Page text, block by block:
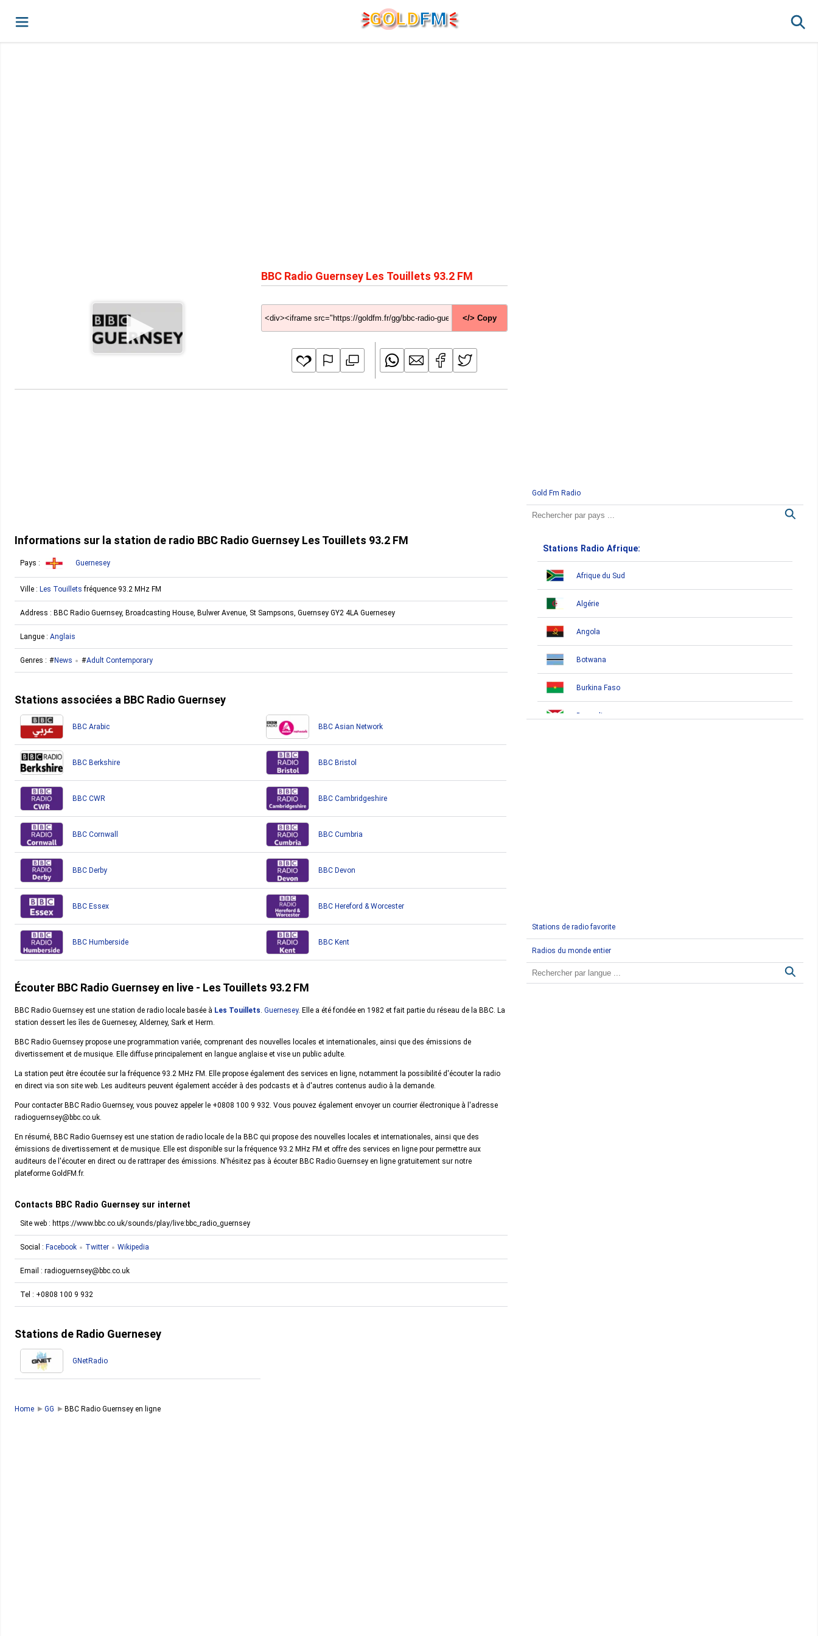
GOLDFM
BBC Radio Guernsey Les Touillets 93.2 FM
</> Copy
Informations sur la station de radio BBC Radio Guernsey Les Touillets 93.2 FM
Pays : Guernesey
Ville : Les Touillets fréquence 93.2 MHz FM
Address : BBC Radio Guernsey, Broadcasting House, Bulwer Avenue, St Sampsons, Guernsey GY2 4LA Guernesey
Langue : Anglais
Genres : News Adult Contemporary
Stations associées a BBC Radio Guernsey
BBC Arabic BBC Asian Network
BBC Berkshire BBC Bristol
BBC CWR BBC Cambridgeshire
BBC Cornwall BBC Cumbria
BBC Derby BBC Devon
BBC Essex BBC Hereford & Worcester
BBC Humberside BBC Kent
Écouter BBC Radio Guernsey en live - Les Touillets 93.2 FM
BBC Radio Guernsey est une station de radio locale basée à Les Touillets. Guernesey. Elle a été fondée en 1982 et fait partie du réseau de la BBC. La
station dessert les îles de Guernesey, Alderney, Sark et Herm.
BBC Radio Guernsey propose une programmation variée, comprenant des nouvelles locales et internationales, ainsi que des émissions de
divertissement et de musique. Elle diffuse principalement en langue anglaise et vise un public adulte.
La station peut être écoutée sur la fréquence 93.2 MHz FM. Elle propose également des services en ligne, notamment la possibilité d'écouter la radio
en direct via son site web. Les auditeurs peuvent également accéder à des podcasts et à d'autres contenus audio à la demande.
Pour contacter BBC Radio Guernsey, vous pouvez appeler le +0808 100 9 932. Vous pouvez également envoyer un courrier électronique à l'adresse
radioguernsey@bbc.co.uk.
En résumé, BBC Radio Guernsey est une station de radio locale de la BBC qui propose des nouvelles locales et internationales, ainsi que des
émissions de divertissement et de musique. Elle est disponible sur la fréquence 93.2 MHz FM et offre des services en ligne pour permettre aux
auditeurs de l'écouter en direct ou de rattraper des émissions. N'hésitez pas à écouter BBC Radio Guernsey en ligne gratuitement sur notre
plateforme GoldFM.fr.
Contacts BBC Radio Guernsey sur internet
Site web : https://www.bbc.co.uk/sounds/play/live:bbc_radio_guernsey
Social : Facebook Twitter Wikipedia
Email : radioguernsey@bbc.co.uk
Tel : +0808 100 9 932
Stations de Radio Guernesey
GNetRadio
Gold Fm Radio
Stations Radio Afrique:
Afrique du Sud
Algérie
Angola
Botwana
Burkina Faso
Burundi
Egypte
Stations de radio favorite
Radios du monde entier
Home GG BBC Radio Guernsey en ligne